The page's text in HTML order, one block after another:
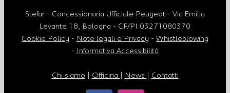
Stefar - Concessionaria Ufficiale Peugeot - Via Emilia
Levante 18, Bologna - CF/PI 03271080370
Cookie Policy - Note legali e Privacy - Whistleblowing
-
Informativa Accessibilità
Chi siamo Officina News Contatti